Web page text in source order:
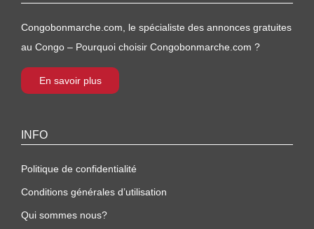
Congobonmarche.com, le spécialiste des annonces gratuites
au Congo – Pourquoi choisir Congobonmarche.com ?
En savoir plus
INFO
Politique de confidentialité
Conditions générales d’utilisation
Qui sommes nous?